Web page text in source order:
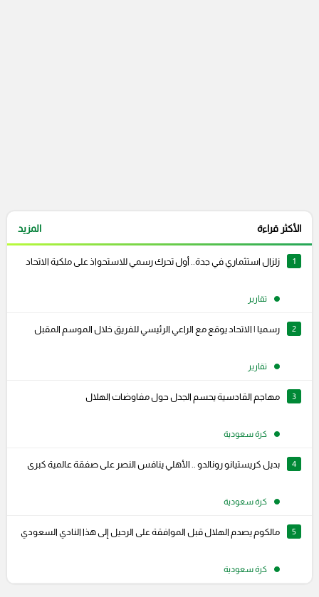
الأكثر قراءة المزيد
1 زلزال استثماري في جدة.. أول تحرك رسمي للاستحواذ على ملكية الاتحاد
تقارير
2 رسميا | الاتحاد يوقع مع الراعي الرئيسي للفريق خلال الموسم المقبل
تقارير
3 مهاجم القادسية يحسم الجدل حول مفاوضات الهلال
كرة سعودية
4 بديل كريستيانو رونالدو .. الأهلي ينافس النصر على صفقة عالمية كبرى
كرة سعودية
5 مالكوم يصدم الهلال قبل الموافقة على الرحيل إلى هذا النادي السعودي
كرة سعودية